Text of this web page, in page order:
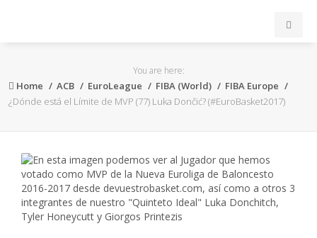
ACB
EuroLeague
FEB
FIBA
You are here:
Home ACB EuroLeague FIBA (World)
FIBA Europe
¿Dónde está el Límite de MVP (77) Luka Dončić? (#EuroBasket2017)